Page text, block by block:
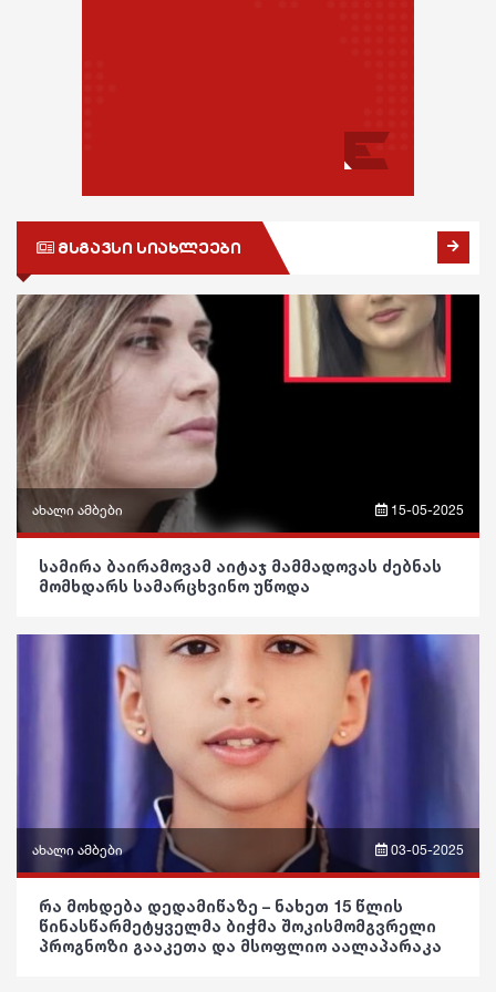
სამართალი
ინტერვიუ
შოუბიზნესი
მედიცინა
კულინარია
ასტროლოგია
ფაქტები
მსგავსი სიახლეები
ახალი ამბები
საზოგადოება
გართობა
რეგიონი
სოც. მედია
15-05-2025
სამირა ბაირამოვამ აიტაჯ მამმადოვას ძებნას
მომხდარს სამარცხვინო უწოდა
ახალი ამბები
ვიდეო
03-05-2025
რა მოხდება დედამიწაზე – ნახეთ 15 წლის
წინასწარმეტყველმა ბიჭმა შოკისმომგვრელი
პროგნოზი გააკეთა და მსოფლიო აალაპარაკა